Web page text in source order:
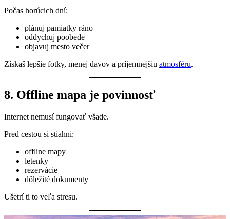
Počas horúcich dní:
plánuj pamiatky ráno
oddychuj poobede
objavuj mesto večer
Získaš lepšie fotky, menej davov a príjemnejšiu atmosféru.
8. Offline mapa je povinnosť
Internet nemusí fungovať všade.
Pred cestou si stiahni:
offline mapy
letenky
rezervácie
dôležité dokumenty
Ušetrí ti to veľa stresu.